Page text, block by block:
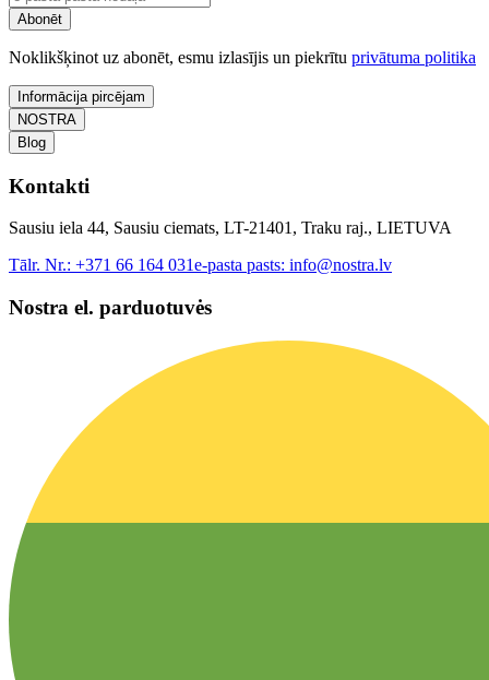
Abonēt
Noklikšķinot uz abonēt, esmu izlasījis un piekrītu privātuma politika
Informācija pircējam
NOSTRA
Blog
Kontakti
Sausiu iela 44, Sausiu ciemats, LT-21401, Traku raj., LIETUVA
Tālr. Nr.: +371 66 164 031e-pasta pasts: info@nostra.lv
Nostra el. parduotuvės